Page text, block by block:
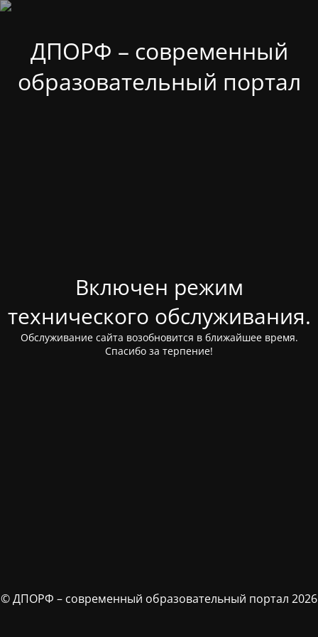
ДПОРФ – современный
образовательный портал
Включен режим
технического обслуживания.
Обслуживание сайта возобновится в ближайшее время.
Спасибо за терпение!
© ДПОРФ – современный образовательный портал 2026